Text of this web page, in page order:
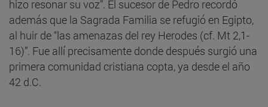
hizo resonar su voz”. El sucesor de Pedro recordó
además que la Sagrada Familia se refugió en Egipto,
al huir de “las amenazas del rey Herodes (cf. Mt 2,1-
16)”. Fue allí precisamente donde después surgió una
primera comunidad cristiana copta, ya desde el año
42 d.C.